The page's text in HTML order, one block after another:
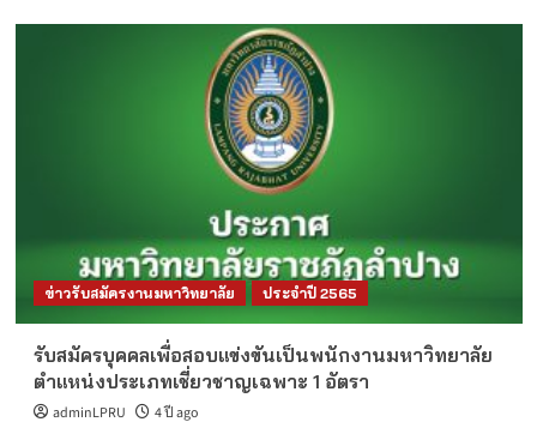
ข่าวรับสมัครงานมหาวิทยาลัย ประจำปี 2565
รับสมัครบุคคลเพื่อสอบแข่งขันเป็นพนักงานมหาวิทยาลัย
ตำแหน่งประเภทเชี่ยวชาญเฉพาะ 1 อัตรา
adminLPRU 4 ปี ago